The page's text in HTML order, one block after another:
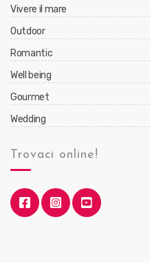
Vivere il mare
Outdoor
Romantic
Well being
Gourmet
Wedding
Trovaci online!